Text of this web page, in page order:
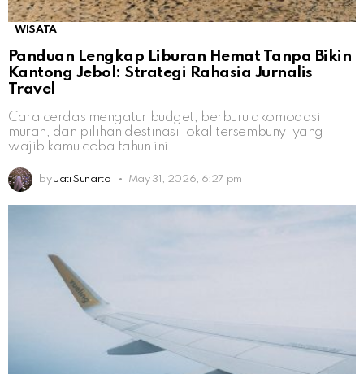
WISATA
Panduan Lengkap Liburan Hemat Tanpa Bikin
Kantong Jebol: Strategi Rahasia Jurnalis
Travel
Cara cerdas mengatur budget, berburu akomodasi
murah, dan pilihan destinasi lokal tersembunyi yang
wajib kamu coba tahun ini.
by Jati Sunarto May 31, 2026, 6:27 pm